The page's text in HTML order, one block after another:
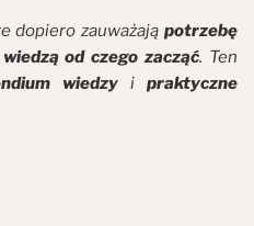
dopiero zauważająpotrzebę
od czego zacząć. Ten
wiedzyipraktyczne